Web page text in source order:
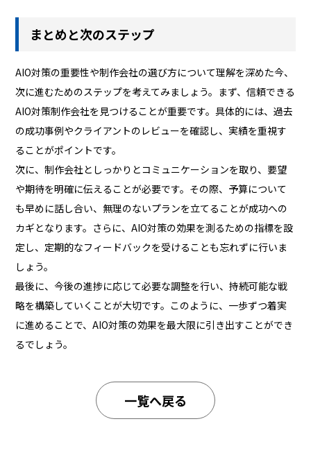
まとめと次のステップ
AIO対策の重要性や制作会社の選び方について理解を深めた今、
次に進むためのステップを考えてみましょう。まず、信頼できる
AIO対策制作会社を見つけることが重要です。具体的には、過去
の成功事例やクライアントのレビューを確認し、実績を重視す
ることがポイントです。
次に、制作会社としっかりとコミュニケーションを取り、要望
や期待を明確に伝えることが必要です。その際、予算について
も早めに話し合い、無理のないプランを立てることが成功への
カギとなります。さらに、AIO対策の効果を測るための指標を設
定し、定期的なフィードバックを受けることも忘れずに行いま
しょう。
最後に、今後の進捗に応じて必要な調整を行い、持続可能な戦
略を構築していくことが大切です。このように、一歩ずつ着実
に進めることで、AIO対策の効果を最大限に引き出すことができ
るでしょう。
一覧へ戻る